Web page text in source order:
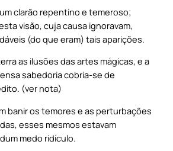
clarão repentino e temeroso;
visão, cuja causa ignoravam,
(do que eram) tais aparições.
as ilusões das artes mágicas, e a
sabedoria cobria-se de
(ver nota)
banir os temores e as perturbações
esses mesmos estavam
medo ridículo.